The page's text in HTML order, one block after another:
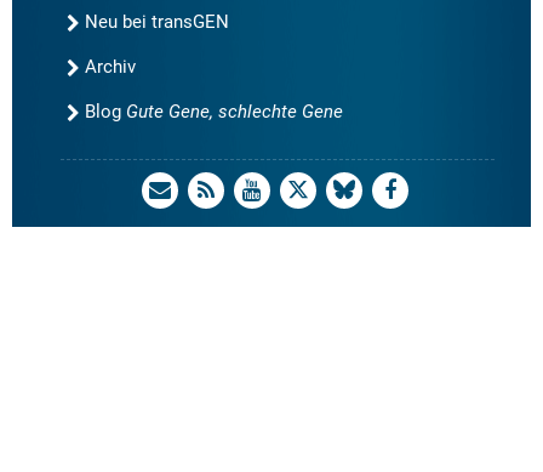
Neu bei transGEN
Archiv
Blog Gute Gene, schlechte Gene